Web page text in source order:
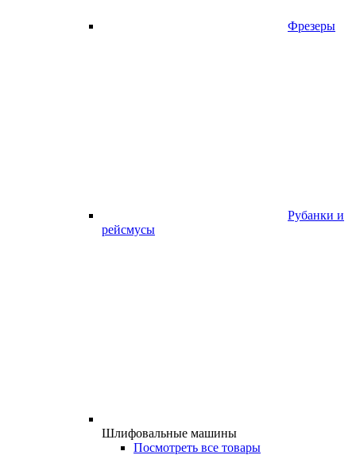
Фрезеры
Рубанки и
рейсмусы
Шлифовальные машины
Посмотреть все товары